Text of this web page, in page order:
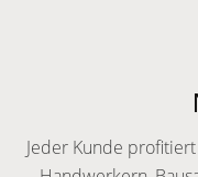
Jeder Kunde